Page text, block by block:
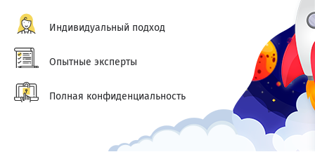
Индивидуальный подход
Опытные эксперты
Полная конфиденциальность